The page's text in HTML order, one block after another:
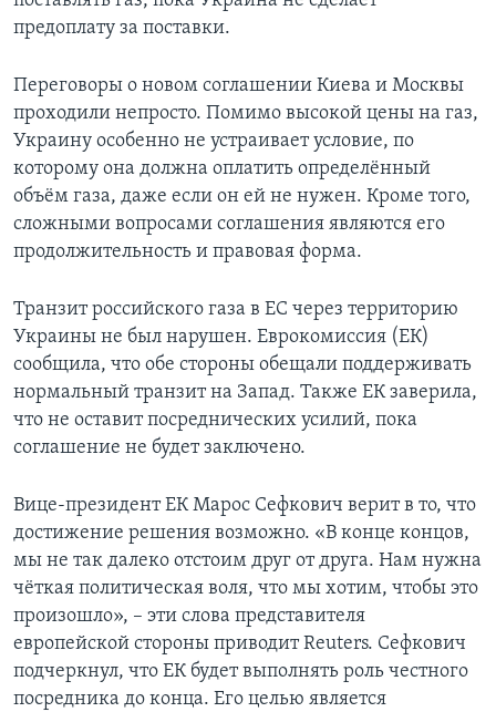
предоплату за поставки.
Переговоры о новом соглашении Киева и Москвы
проходили непросто. Помимо высокой цены на газ,
Украину особенно не устраивает условие, по
которому она должна оплатить определённый
объём газа, даже если он ей не нужен. Кроме того,
сложными вопросами соглашения являются его
продолжительность и правовая форма.
Транзит российского газа в ЕС через территорию
Украины не был нарушен. Еврокомиссия (ЕК)
сообщила, что обе стороны обещали поддерживать
нормальный транзит на Запад. Также ЕК заверила,
что не оставит посреднических усилий, пока
соглашение не будет заключено.
Вице-президент ЕК Марос Сефкович верит в то, что
достижение решения возможно. «В конце концов,
мы не так далеко отстоим друг от друга. Нам нужна
чёткая политическая воля, что мы хотим, чтобы это
произошло», – эти слова представителя
европейской стороны приводит Reuters. Сефкович
подчеркнул, что ЕК будет выполнять роль честного
посредника до конца. Его целью является